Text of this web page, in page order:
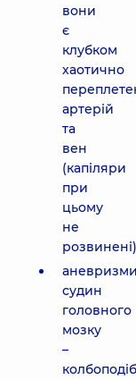
вони
є
клубком
хаотично
артерій
та
вен
(капіляри
при
цьому
не
аневризми
судин
головного
мозку
–